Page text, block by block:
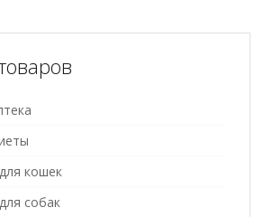
кошек
собак